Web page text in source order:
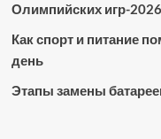
Олимпийских игр-2026
Как спорт и питание
день
Этапы замены